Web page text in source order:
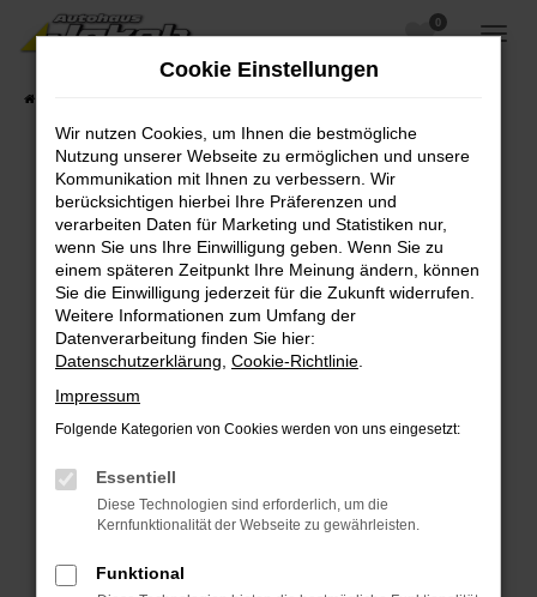
Zum
Hauptinhalt
0
Fehler: Network Error
Beim Laden ist ein Fehler aufgetreten.
Hier sind ein paar Tipps, die dir helfen können:
Überprüfe deine Firewall und deine
Internetverbindung.
Laden andere Webseiten, zum Beispiel deine
Suchmaschine?
Prüfe deine Browsererweiterungen.
Manche Erweiterungen, wie Werbeblocker,
können das Laden bestimmter Seiten
verhindern. Funktioniert die Seite in einem
Fenster?
Cookie Einstellungen
Wir nutzen Cookies, um Ihnen die bestmögliche
Nutzung unserer Webseite zu ermöglichen und unsere
Kommunikation mit Ihnen zu verbessern. Wir
berücksichtigen hierbei Ihre Präferenzen und
verarbeiten Daten für Marketing und Statistiken nur,
wenn Sie uns Ihre Einwilligung geben. Wenn Sie zu
einem späteren Zeitpunkt Ihre Meinung ändern, können
Sie die Einwilligung jederzeit für die Zukunft widerrufen.
Weitere Informationen zum Umfang der
Datenverarbeitung finden Sie hier:
Datenschutzerklärung Cookie-Richtlinie
Impressum
Folgende Kategorien von Cookies werden von uns eingesetzt:
Essentiell
Diese Technologien sind erforderlich, um die
Kernfunktionalität der Webseite zu gewährleisten.
Funktional